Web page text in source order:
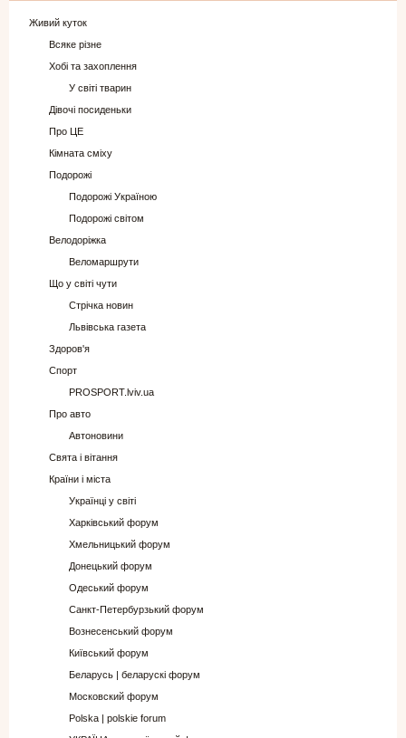
Живий куток
Всяке різне
Хобі та захоплення
У світі тварин
Дівочі посиденьки
Про ЦЕ
Кімната сміху
Подорожі
Подорожі Україною
Подорожі світом
Велодоріжка
Веломаршрути
Що у світі чути
Стрічка новин
Львівська газета
Здоров'я
Спорт
PROSPORT.lviv.ua
Про авто
Автоновини
Свята і вітання
Країни і міста
Українці у світі
Харківський форум
Хмельницький форум
Донецький форум
Одеський форум
Санкт-Петербурзький форум
Вознесенський форум
Київський форум
Беларусь | беларускі форум
Московский форум
Polska | polskie forum